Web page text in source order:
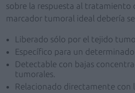
sobre la respuesta al tratamiento
marcador tumoral ideal debería
Liberado sólo por el tejido
Específico para un
Detectable con bajas
tumorales.
Relacionado directamente con